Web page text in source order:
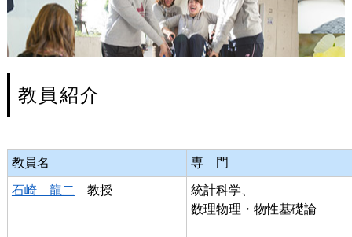
教員紹介
教員名 専　門
石崎　龍二 教授
統計科学、
数理物理・物性基礎論